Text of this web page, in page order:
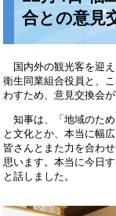
合との意見
国内外の観光客を迎
衛生同業組合役員と、
わすため、意見交換会
知事は、「地域のた
と文化とか、本当に幅
皆さんとまた力を合わ
思います。本当に今日
と話しました。